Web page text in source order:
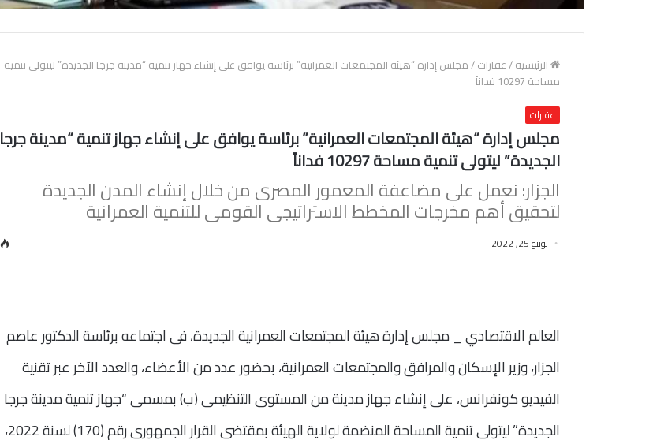
الرئيسية/عقارات/مجلس إدارة “هيئة المجتمعات العمرانية” برئاسة يوافق على إنشاء جهاز تنمية “مدينة جرجا الجديدة” ليتولى تنمية
مساحة 10297 فداناً
عقارات
مجلس إدارة “هيئة المجتمعات العمرانية” برئاسة يوافق على إنشاء جهاز تنمية “مدينة جرجا
الجديدة” ليتولى تنمية مساحة 10297 فداناً
الجزار: نعمل على مضاعفة المعمور المصرى من خلال إنشاء المدن الجديدة
لتحقيق أهم مخرجات المخطط الاستراتيجى القومى للتنمية العمرانية
يونيو 25, 2022
العالم الاقتصادي _ مجلس إدارة هيئة المجتمعات العمرانية الجديدة، فى اجتماعه برئاسة الدكتور عاصم
الجزار، وزير الإسكان والمرافق والمجتمعات العمرانية، بحضور عدد من الأعضاء، والعدد الآخر عبر تقنية
الفيديو كونفرانس، على إنشاء جهاز مدينة من المستوى التنظيمى (ب) بمسمى “جهاز تنمية مدينة جرجا
الجديدة” ليتولى تنمية المساحة المنضمة لولاية الهيئة بمقتضى القرار الجمهورى رقم (170) لسنة 2022،